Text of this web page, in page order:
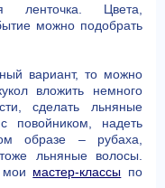
Цвета,
можно подобрать
вариант, то можно
вложить немного
сделать льняные
повойником, надеть
образе – рубаха,
льняные волосы.
мои мастер-классы по